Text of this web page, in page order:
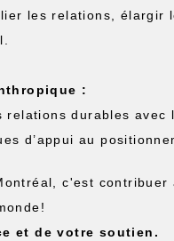
les relations, élargir
:
durables
d’appui au
c'est
et de votre soutien.